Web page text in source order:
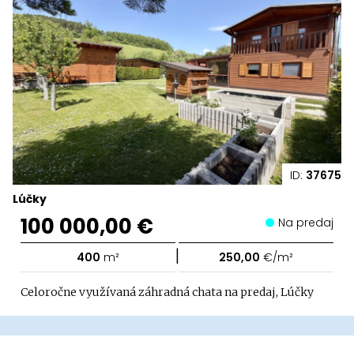
ID: 37675
Lúčky
100 000,00 € Na predaj
400 m² | 250,00 €/m²
Celoročne využívaná záhradná chata na predaj, Lúčky